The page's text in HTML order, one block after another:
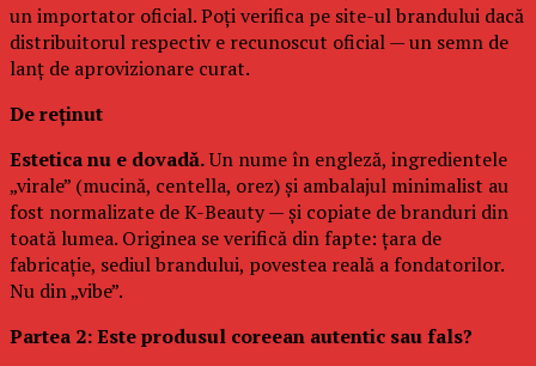
un importator oficial. Poți verifica pe site-ul brandului dacă
distribuitorul respectiv e recunoscut oficial — un semn de
lanț de aprovizionare curat.
De reținut
Estetica nu e dovadă.Un nume în engleză, ingredientele
„virale” (mucină, centella, orez) și ambalajul minimalist au
fost normalizate de K-Beauty — și copiate de branduri din
toată lumea. Originea se verifică din fapte: țara de
fabricație, sediul brandului, povestea reală a fondatorilor.
Nu din „vibe”.
Partea 2: Este produsul coreean autentic sau fals?